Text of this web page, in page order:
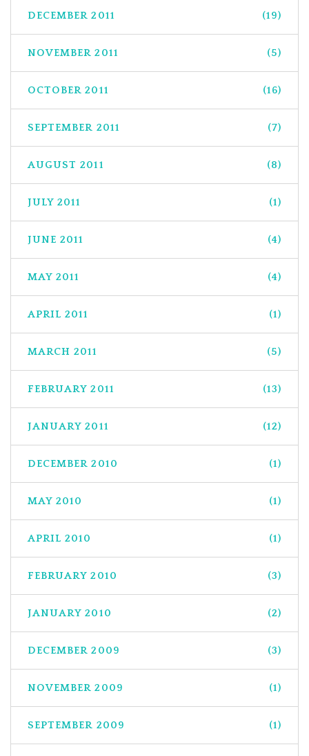
DECEMBER 2011 (19)
NOVEMBER 2011 (5)
OCTOBER 2011 (16)
SEPTEMBER 2011 (7)
AUGUST 2011 (8)
JULY 2011 (1)
JUNE 2011 (4)
MAY 2011 (4)
APRIL 2011 (1)
MARCH 2011 (5)
FEBRUARY 2011 (13)
JANUARY 2011 (12)
DECEMBER 2010 (1)
MAY 2010 (1)
APRIL 2010 (1)
FEBRUARY 2010 (3)
JANUARY 2010 (2)
DECEMBER 2009 (3)
NOVEMBER 2009 (1)
SEPTEMBER 2009 (1)